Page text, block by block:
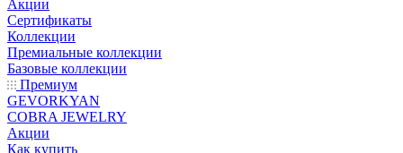
Акции
Сертификаты
Коллекции
Премиальные коллекции
Базовые коллекции
Премиум
GEVORKYAN
COBRA JEWELRY
Акции
Как купить